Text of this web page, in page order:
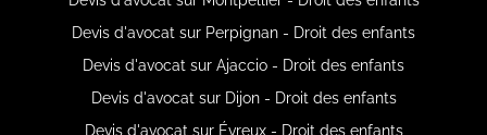
Devis d'avocat sur Perpignan - Droit des enfants
Devis d'avocat sur Ajaccio - Droit des enfants
Devis d'avocat sur Dijon - Droit des enfants
Devis d'avocat sur Évreux - Droit des enfants